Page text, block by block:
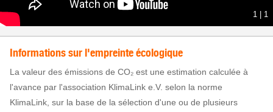
1 1
Informations sur l'empreinte écologique
La valeur des émissions de CO₂ est une estimation calculée à
l'avance par l'association KlimaLink e.V. selon la norme
KlimaLink, sur la base de la sélection d'une ou de plusieurs